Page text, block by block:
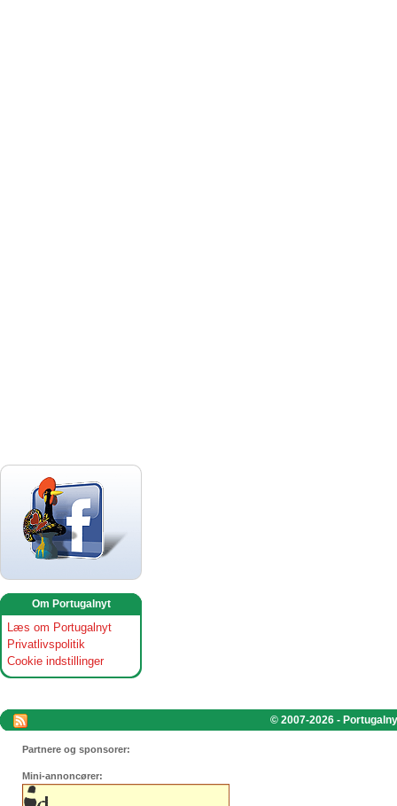
Om Portugalnyt
Læs om Portugalnyt
Privatlivspolitik
Cookie indstillinger
© 2007-2026 -
Partnere og sponsorer:
Mini-annoncører: